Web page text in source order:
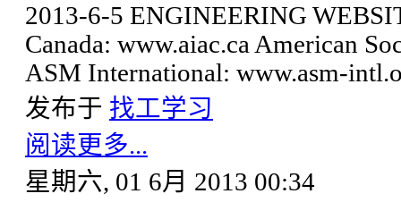
2013-6-5 ENGINEERING
Canada: www.aiac.ca American
ASM International: www.asm-
发布于 找工学习
阅读更多...
星期六, 01 6月 2013 00:34